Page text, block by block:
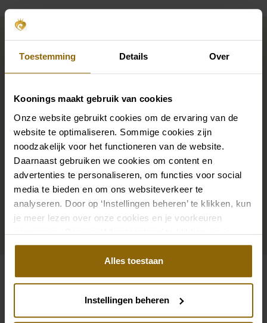
Toestemming Details Over
Koonings maakt gebruik van cookies
Onze website gebruikt cookies om de ervaring van de
website te optimaliseren. Sommige cookies zijn
noodzakelijk voor het functioneren van de website.
Daarnaast gebruiken we cookies om content en
advertenties te personaliseren, om functies voor social
media te bieden en om ons websiteverkeer te
analyseren. Door op ‘Instellingen beheren’ te klikken, kun
je meer lezen over onze cookies en je voorkeuren
aanpassen. Door op ‘Alles toestaan’ te klikken, ga je
akkoord met het gebruik van alle cookies.
Alles toestaan
Instellingen beheren
Maak jouw bridallook
compleet
De perfecte trouwschoenen voor onder je trouwjurk,
precies bij je bruidsjurk passen of een prachtige sluier,
haarband of haarspeld voor je bruidskapsel: jouw
bruidslook is pas af met bijpassende accessoires. Met
onze grote accessoire winkel met accessoires voor
bruid en bruidegom vind je de perfecte match met
jouw jurk of trouwkostuum.
Bekijk ook eens
Pinterest